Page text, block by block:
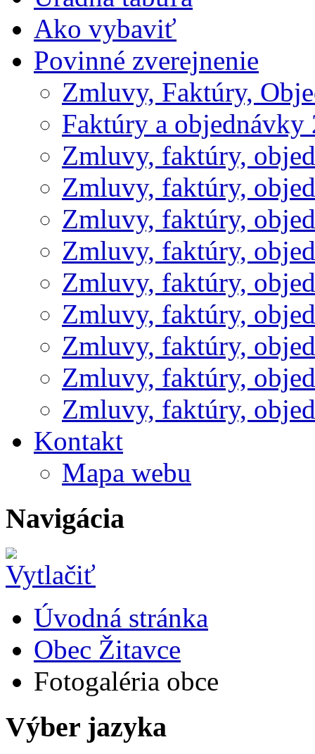
Ako vybaviť
Povinné zverejnenie
Zmluvy, Faktúry,
Faktúry a objednávky
Zmluvy, faktúry,
Zmluvy, faktúry,
Zmluvy, faktúry,
Zmluvy, faktúry,
Zmluvy, faktúry,
Zmluvy, faktúry,
Zmluvy, faktúry,
Zmluvy, faktúry,
Zmluvy, faktúry,
Kontakt
Mapa webu
Navigácia
Úvodná stránka
Obec Žitavce
Fotogaléria obce
Výber jazyka